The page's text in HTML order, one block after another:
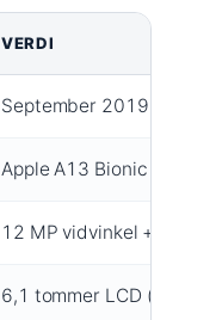
VERDI
September 2019
Apple A13 Bionic
12 MP vidvinkel + 12
6,1 tommer LCD (Liquid